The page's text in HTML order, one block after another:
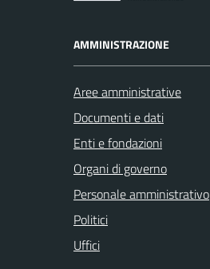
AMMINISTRAZIONE
Aree amministrative
Documenti e dati
Enti e fondazioni
Organi di governo
Personale amministrativo
Politici
Uffici